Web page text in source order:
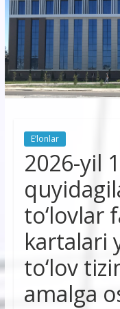
AJ
“Buxoro
hududiy
korxonasi”
E’lonlar
2026-yil
to‘lovlar
kartalari
to‘lov
amalga